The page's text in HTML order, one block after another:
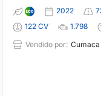
2022
122 CV
1.798
Vendido por: